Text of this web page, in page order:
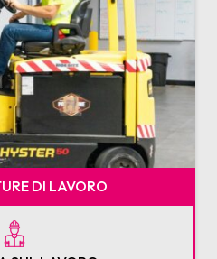
DI LAVORO